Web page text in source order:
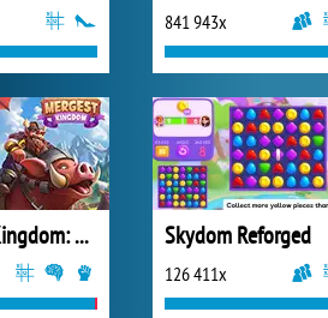
841 943x
Mergest Kingdom: Merge Puzzle Skydom Reforged
126 411x